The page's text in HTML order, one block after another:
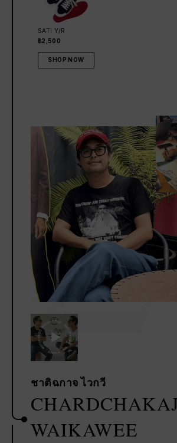
SATI Y/R
฿2,500
SHOP NOW
2
ชาติฉกาจ ไวกวี
CHARDCHAKAJ
WAIKAWEE